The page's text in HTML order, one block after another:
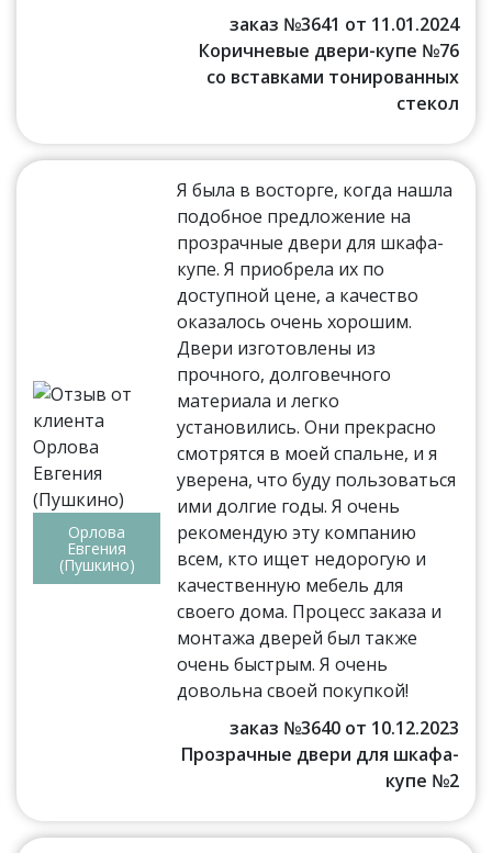
заказ №3641 от 11.01.2024
Коричневые двери-купе №76
со вставками тонированных
стекол
Орлова
Евгения
(Пушкино)
Я была в восторге, когда нашла
подобное предложение на
прозрачные двери для шкафа-
купе. Я приобрела их по
доступной цене, а качество
оказалось очень хорошим.
Двери изготовлены из
прочного, долговечного
материала и легко
установились. Они прекрасно
смотрятся в моей спальне, и я
уверена, что буду пользоваться
ими долгие годы. Я очень
рекомендую эту компанию
всем, кто ищет недорогую и
качественную мебель для
своего дома. Процесс заказа и
монтажа дверей был также
очень быстрым. Я очень
довольна своей покупкой!
заказ №3640 от 10.12.2023
Прозрачные двери для шкафа-
купе №2